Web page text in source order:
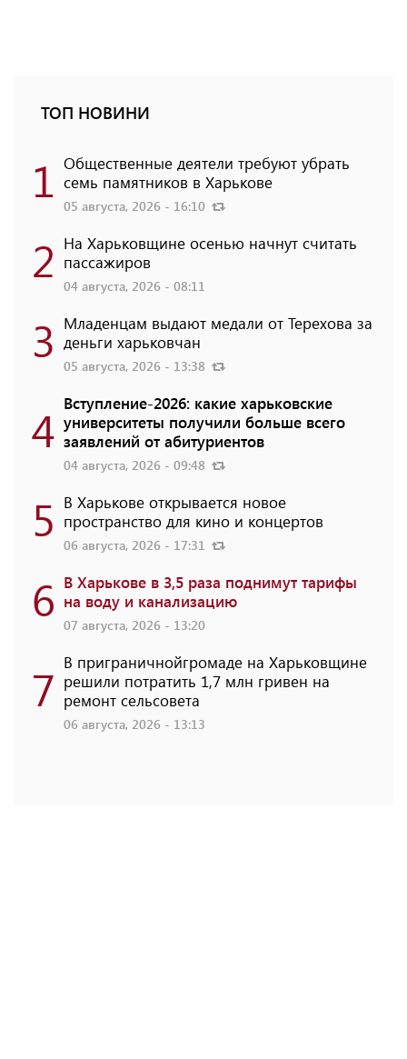
ТОП НОВИНИ
1 Общественные деятели требуют убрать
семь памятников в Харькове
05 августа, 2026 - 16:10
2 На Харьковщине осенью начнут считать
пассажиров
04 августа, 2026 - 08:11
3 Младенцам выдают медали от Терехова за
деньги харьковчан
05 августа, 2026 - 13:38
4 Вступление-2026: какие харьковские
университеты получили больше всего
заявлений от абитуриентов
04 августа, 2026 - 09:48
5 В Харькове открывается новое
пространство для кино и концертов
06 августа, 2026 - 17:31
6 В Харькове в 3,5 раза поднимут тарифы
на воду и канализацию
07 августа, 2026 - 13:20
7 В приграничнойгромаде на Харьковщине
решили потратить 1,7 млн ​​гривен на
ремонт сельсовета
06 августа, 2026 - 13:13